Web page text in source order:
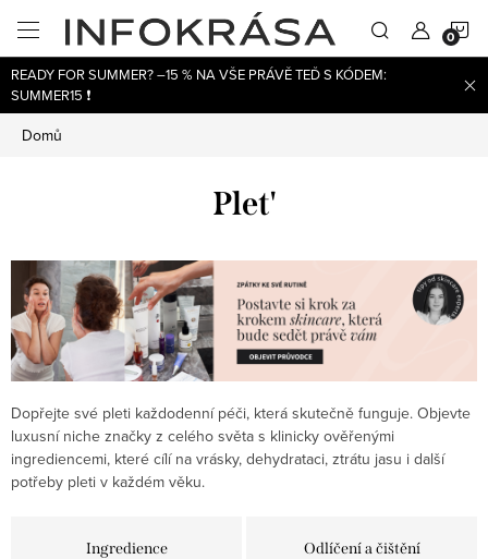
obsah
READY FOR SUMMER? –15 % NA VŠE PRÁVĚ TEĎ S KÓDEM:
SUMMER15 ❗
Domů
Plet'
Dopřejte své pleti každodenní péči, která skutečně funguje. Objevte
luxusní niche značky z celého světa s klinicky ověřenými
ingrediencemi, které cílí na vrásky, dehydrataci, ztrátu jasu i další
potřeby pleti v každém věku.
Ingredience Odlíčení a čištění